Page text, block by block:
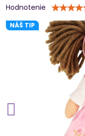
NÁŠ TIP
Hodnotenie